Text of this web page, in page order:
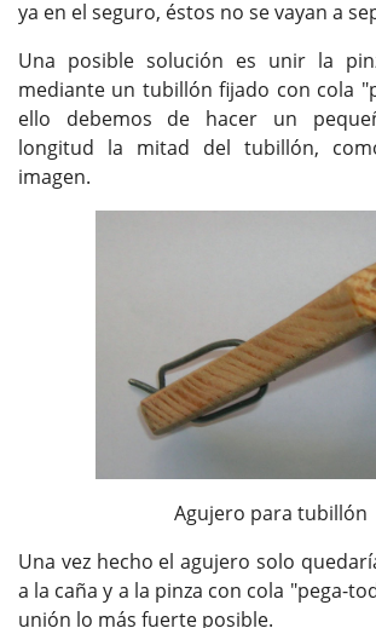
ya en el seguro, éstos no se vayan a
Una posible solución es unir la
mediante un tubillón fijado con cola
ello debemos de hacer un
longitud la mitad del tubillón,
imagen.
Agujero para tubillón
Una vez hecho el agujero solo
a la caña y a la pinza con cola "pega-
unión lo más fuerte posible.